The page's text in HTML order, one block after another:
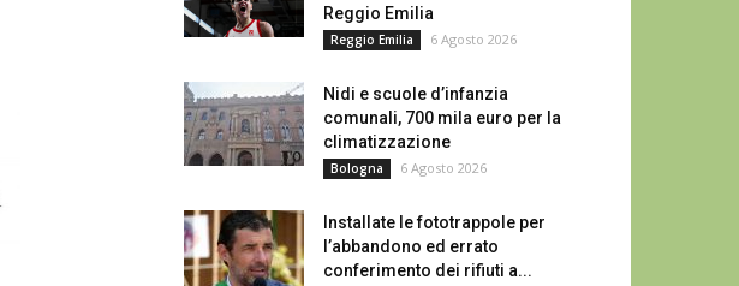
Reggio Emilia
Reggio Emilia 6 Agosto 2026
Nidi e scuole d’infanzia
comunali, 700 mila euro per la
climatizzazione
Bologna 6 Agosto 2026
Installate le fototrappole per
l’abbandono ed errato
conferimento dei rifiuti a...